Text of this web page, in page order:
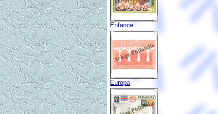
Enfance
Europa